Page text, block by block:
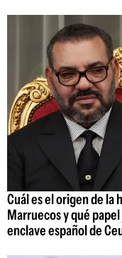
Cuál es el origen de la
Marruecos y qué
enclave español de